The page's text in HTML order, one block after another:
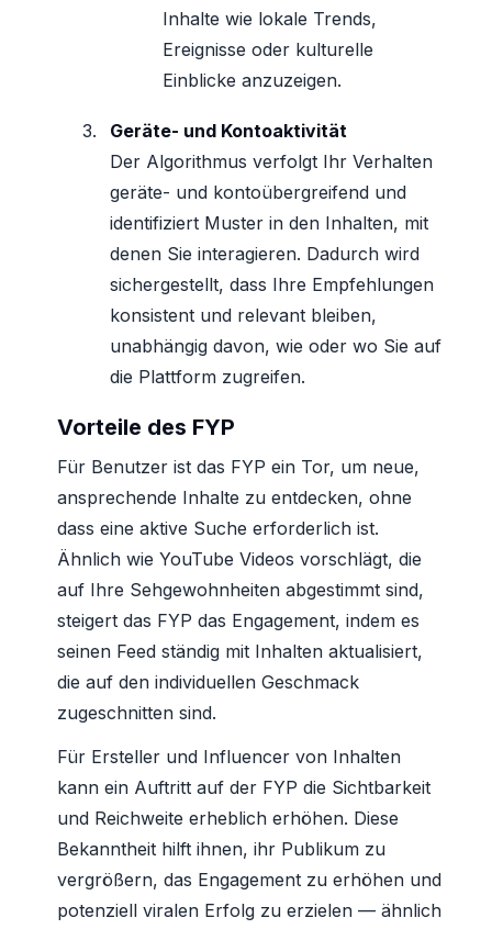
Inhalte wie lokale Trends,
Ereignisse oder kulturelle
Einblicke anzuzeigen.
Geräte- und Kontoaktivität
Der Algorithmus verfolgt Ihr Verhalten
geräte- und kontoübergreifend und
identifiziert Muster in den Inhalten, mit
denen Sie interagieren. Dadurch wird
sichergestellt, dass Ihre Empfehlungen
konsistent und relevant bleiben,
unabhängig davon, wie oder wo Sie auf
die Plattform zugreifen.
Vorteile des FYP
Für Benutzer ist das FYP ein Tor, um neue,
ansprechende Inhalte zu entdecken, ohne
dass eine aktive Suche erforderlich ist.
Ähnlich wie YouTube Videos vorschlägt, die
auf Ihre Sehgewohnheiten abgestimmt sind,
steigert das FYP das Engagement, indem es
seinen Feed ständig mit Inhalten aktualisiert,
die auf den individuellen Geschmack
zugeschnitten sind.
Für Ersteller und Influencer von Inhalten
kann ein Auftritt auf der FYP die Sichtbarkeit
und Reichweite erheblich erhöhen. Diese
Bekanntheit hilft ihnen, ihr Publikum zu
vergrößern, das Engagement zu erhöhen und
potenziell viralen Erfolg zu erzielen — ähnlich